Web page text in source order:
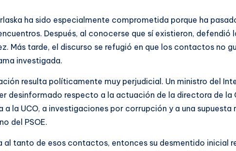
ha sido especialmente comprometida porque ha
Después, al conocerse que sí existieron, defendió
Más tarde, el discurso se refugió en que los contactos no
investigada.
resulta políticamente muy perjudicial. Un ministro del
desinformado respecto a la actuación de la directora de la
a la UCO, a investigaciones por corrupción y a una supuesta
del PSOE.
al tanto de esos contactos, entonces su desmentido inicial